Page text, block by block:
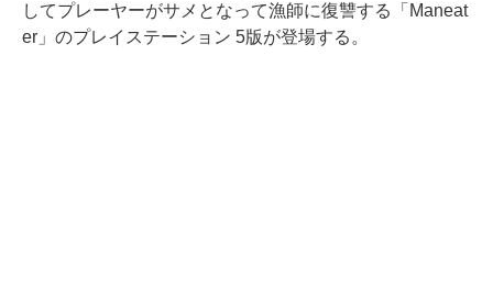
してプレーヤーがサメとなって漁師に復讐する「Maneat
er」のプレイステーション 5版が登場する。